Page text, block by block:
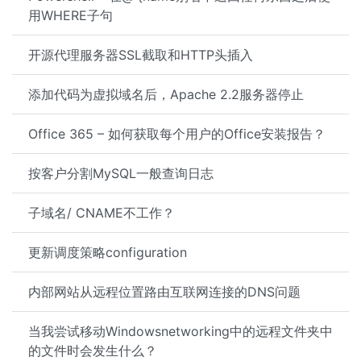
用WHERE子句
开源代理服务器SSL截取和HTTP头插入
添加代码为虚拟域名后，Apache 2.2服务器停止
Office 365 – 如何获取每个用户的Office安装报告？
按客户分割MySQL一般查询日志
子域名/ CNAME不工作？
更新调度策略configuration
内部网站从远程位置路由互联网连接的DNS问题
当我尝试移动Windowsnetworking中的远程文件夹中
的文件时会发生什么？